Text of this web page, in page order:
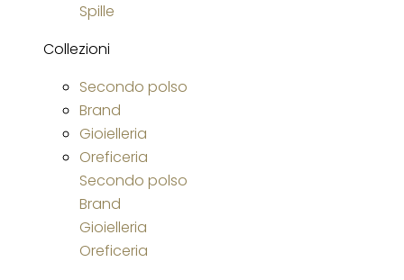
Spille
Collezioni
Secondo polso
Brand
Gioielleria
Oreficeria
Secondo polso
Brand
Gioielleria
Oreficeria